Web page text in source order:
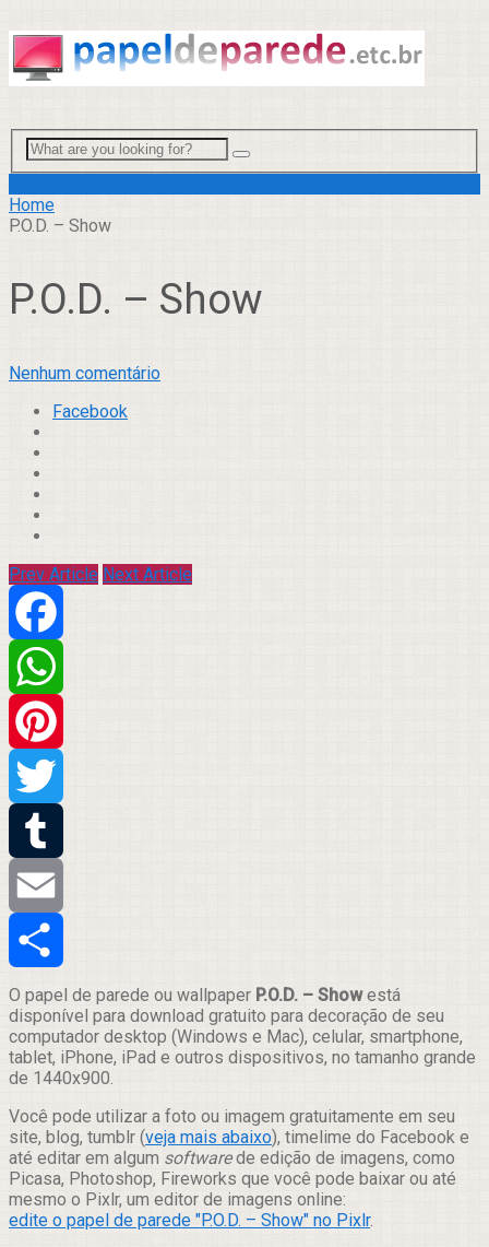
Home
P.O.D. – Show
P.O.D. – Show
Nenhum comentário
Facebook
Prev Article Next Article
Facebook
WhatsApp
Pinterest
Twitter
Tumblr
Email
Compartilhar
O papel de parede ou wallpaper P.O.D. – Showestá
disponível para download gratuito para decoração de seu
computador desktop (Windows e Mac), celular, smartphone,
tablet, iPhone, iPad e outros dispositivos, no tamanho grande
de 1440x900.
Você pode utilizar a foto ou imagem gratuitamente em seu
site, blog, tumblr (veja mais abaixo), timelime do Facebook e
até editar em algum softwarede edição de imagens, como
Picasa, Photoshop, Fireworks que você pode baixar ou até
mesmo o Pixlr, um editor de imagens online:
edite o papel de parede "P.O.D. – Show" no Pixlr.